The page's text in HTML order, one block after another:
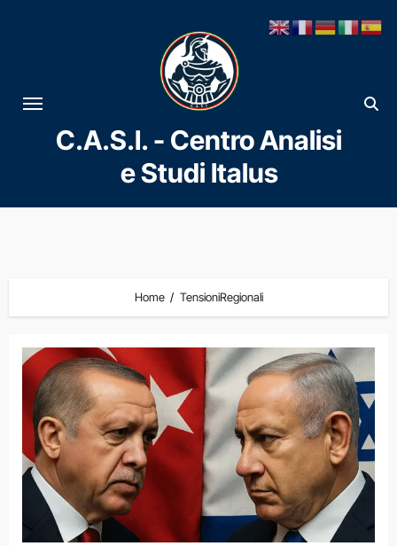
al
contenuto
C.A.S.I. - Centro Analisi
e Studi Italus
Home TensioniRegionali